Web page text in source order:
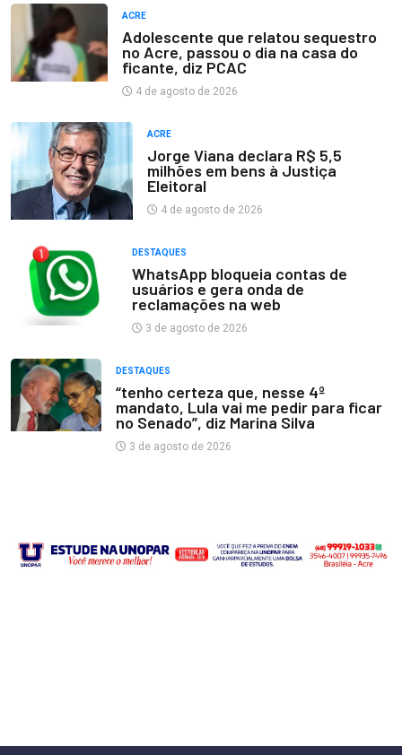
ACRE
Adolescente que relatou sequestro
no Acre, passou o dia na casa do
ficante, diz PCAC
4 de agosto de 2026
ACRE
Jorge Viana declara R$ 5,5
milhões em bens à Justiça
Eleitoral
4 de agosto de 2026
DESTAQUES
WhatsApp bloqueia contas de
usuários e gera onda de
reclamações na web
3 de agosto de 2026
DESTAQUES
“tenho certeza que, nesse 4º
mandato, Lula vai me pedir para ficar
no Senado”, diz Marina Silva
3 de agosto de 2026